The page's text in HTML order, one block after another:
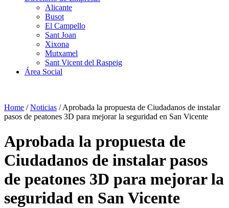
Alicante
Busot
El Campello
Sant Joan
Xixona
Mutxamel
Sant Vicent del Raspeig
Área Social
Home /Noticias /Aprobada la propuesta de Ciudadanos de instalar
pasos de peatones 3D para mejorar la seguridad en San Vicente
Aprobada la propuesta de
Ciudadanos de instalar pasos
de peatones 3D para mejorar la
seguridad en San Vicente